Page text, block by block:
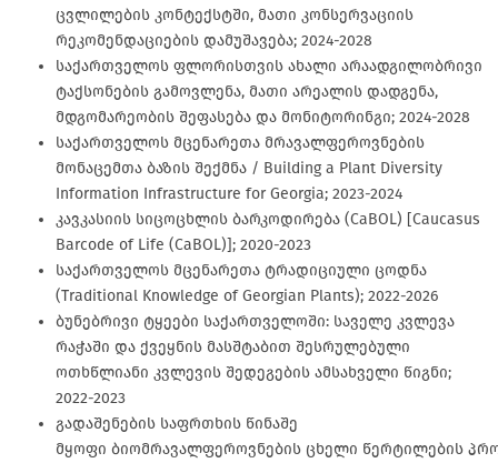
ცვლილების კონტექსტში, მათი კონსერვაციის
რეკომენდაციების დამუშავება; 2024-2028
საქართველოს ფლორისთვის ახალი არაადგილობრივი
ტაქსონების გამოვლენა, მათი არეალის დადგენა,
მდგომარეობის შეფასება და მონიტორინგი; 2024-2028
საქართველოს მცენარეთა მრავალფეროვნების
მონაცემთა ბაზის შექმნა / Building a Plant Diversity
Information Infrastructure for Georgia; 2023-2024
კავკასიის სიცოცხლის ბარკოდირება (CaBOL) [Caucasus
Barcode of Life (CaBOL)]; 2020-2023
საქართველოს მცენარეთა ტრადიციული ცოდნა
(Traditional Knowledge of Georgian Plants); 2022-2026
ბუნებრივი ტყეები საქართველოში: საველე კვლევა
რაჭაში და ქვეყნის მასშტაბით შესრულებული
ოთხწლიანი კვლევის შედეგების ამსახველი წიგნი;
2022-2023
გადაშენების საფრთხის წინაშე
მყოფი ბიომრავალფეროვნების ცხელი წერტილების